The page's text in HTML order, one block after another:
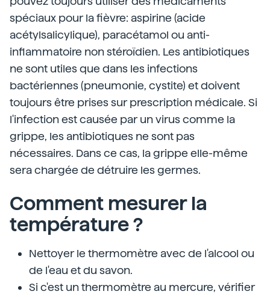
spéciaux pour la fièvre: aspirine (acide
acétylsalicylique), paracétamol ou anti-
inflammatoire non stéroïdien. Les antibiotiques
ne sont utiles que dans les infections
bactériennes (pneumonie, cystite) et doivent
toujours être prises sur prescription médicale. Si
l'infection est causée par un virus comme la
grippe, les antibiotiques ne sont pas
nécessaires. Dans ce cas, la grippe elle-même
sera chargée de détruire les germes.
Comment mesurer la
température ?
Nettoyer le thermomètre avec de l'alcool ou
de l'eau et du savon.
Si c'est un thermomètre au mercure, vérifier